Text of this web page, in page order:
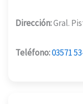
Dirección:Gral.
Teléfono:03571